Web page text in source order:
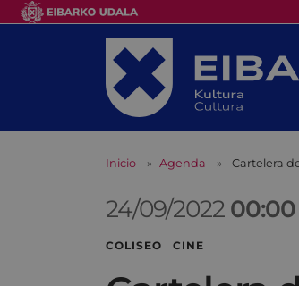
Inicio Agenda Cartelera
24/09/2022 00:00
COLISEO CINE